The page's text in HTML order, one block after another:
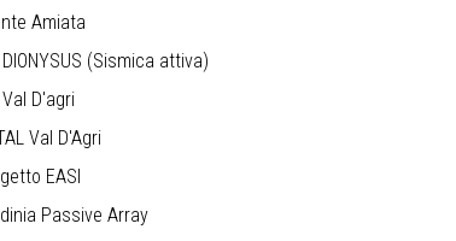
Amiata
(Sismica attiva)
D'agri
Val D'Agri
EASI
Passive Array